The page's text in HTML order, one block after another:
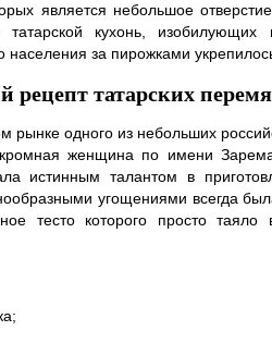
является небольшое
татарской кухонь,
населения за пирожками
татарских
рынке одного из небольших
женщина по имени
истинным талантом в
угощениями всегда
тесто которого просто